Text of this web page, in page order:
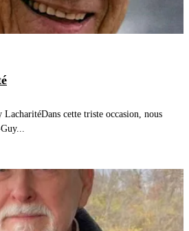
cette triste occasion, nous